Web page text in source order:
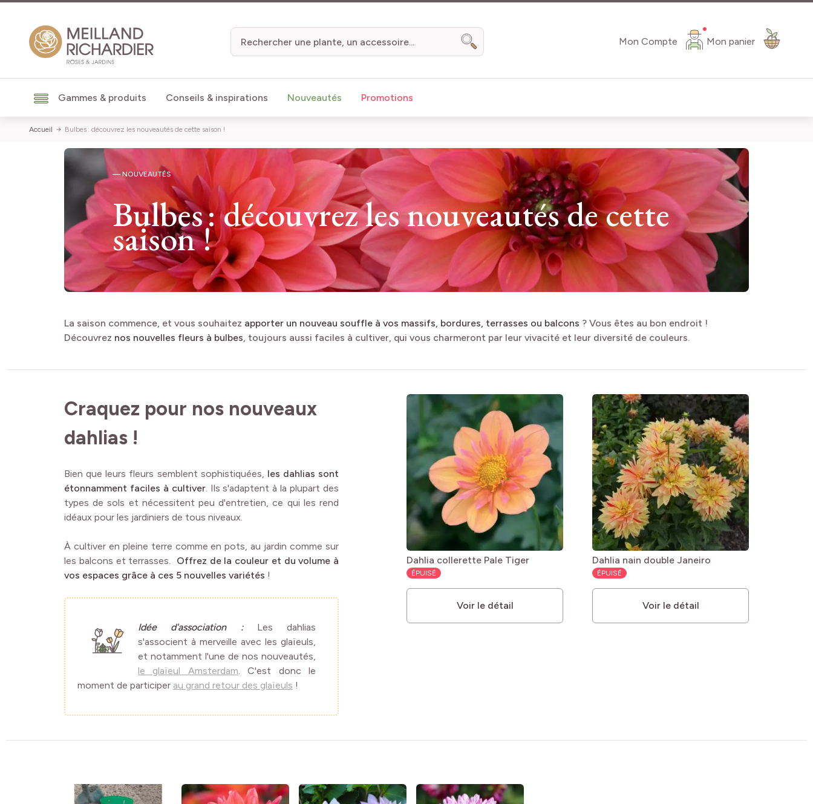
Mon Compte Mon panier
Gammes & produits Conseils & inspirations Nouveautés Promotions
Chercher
Accueil Bulbes : découvrez les nouveautés de cette saison !
— NOUVEAUTÉS
Bulbes : découvrez les nouveautés de cette
saison !
La saison commence, et vous souhaitez apporter un nouveau souffle à vos massifs, bordures, terrasses ou balcons ? Vous êtes au bon endroit !
Découvrez nos nouvelles fleurs à bulbes, toujours aussi faciles à cultiver, qui vous charmeront par leur vivacité et leur diversité de couleurs.
Craquez pour nos nouveaux
dahlias !
Bien que leurs fleurs semblent sophistiquées, les dahlias sont
étonnamment faciles à cultiver. Ils s'adaptent à la plupart des
types de sols et nécessitent peu d'entretien, ce qui les rend
idéaux pour les jardiniers de tous niveaux.
À cultiver en pleine terre comme en pots, au jardin comme sur
les balcons et terrasses. Offrez de la couleur et du volume à
vos espaces grâce à ces 5 nouvelles variétés !
Idée d'association : Les dahlias
s'associent à merveille avec les glaïeuls,
et notamment l'une de nos nouveautés,
le glaïeul Amsterdam. C'est donc le
moment de participer au grand retour des glaïeuls !
Dahlia collerette Pale Tiger
ÉPUISÉ
Voir le détail
Dahlia nain double Janeiro
ÉPUISÉ
Voir le détail